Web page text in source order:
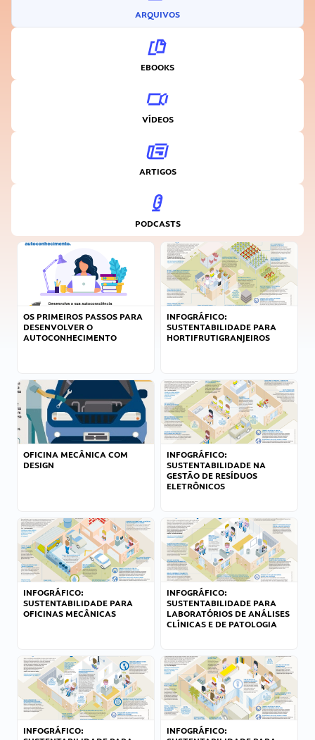
ARQUIVOS
EBOOKS
VÍDEOS
ARTIGOS
PODCASTS
OS PRIMEIROS PASSOS PARA
DESENVOLVER O
AUTOCONHECIMENTO
INFOGRÁFICO:
SUSTENTABILIDADE PARA
HORTIFRUTIGRANJEIROS
OFICINA MECÂNICA COM
DESIGN
INFOGRÁFICO:
SUSTENTABILIDADE NA
GESTÃO DE RESÍDUOS
ELETRÔNICOS
INFOGRÁFICO:
SUSTENTABILIDADE PARA
OFICINAS MECÂNICAS
INFOGRÁFICO:
SUSTENTABILIDADE PARA
LABORATÓRIOS DE ANÁLISES
CLÍNICAS E DE PATOLOGIA
INFOGRÁFICO:
INFOGRÁFICO: